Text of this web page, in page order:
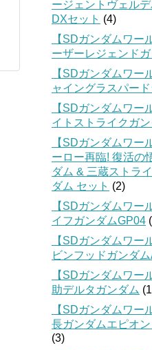
ージェントヴェル
DXセット (4)
【SDガンダムワー
ーザーレジェンド
【SDガンダムワー
ャイングラスパー
【SDガンダムワー
イトストライクガン
【SDガンダムワー
ーロー再臨! 復活の
ダム & 三蔵ストラ
ダム セット (2)
【SDガンダムワー
イフガンダムGP04
【SDガンダムワー
ビンフッドガンダ
【SDガンダムワー
助デルタガンダム
【SDガンダムワー
長ガンダムエピオ
(3)